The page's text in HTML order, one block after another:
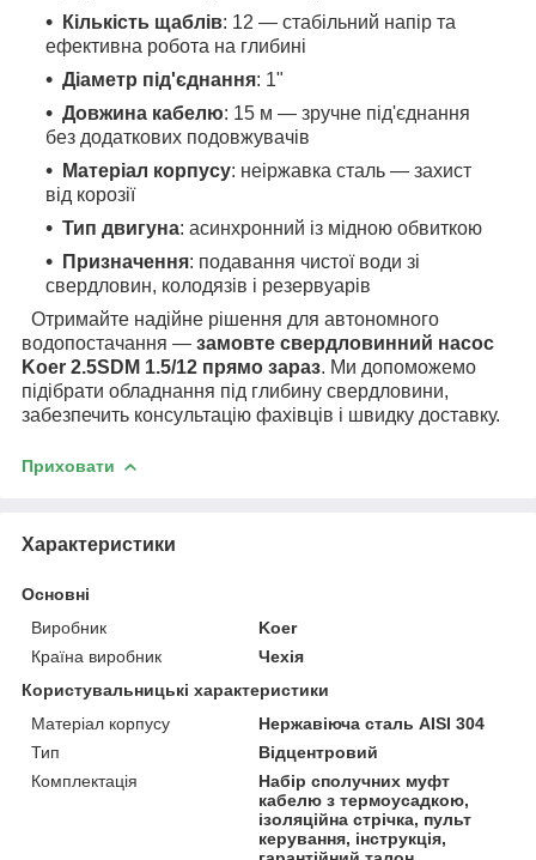
Кількість щаблів: 12 — стабільний напір та
ефективна робота на глибині
Діаметр під'єднання: 1"
Довжина кабелю: 15 м — зручне під'єднання
без додаткових подовжувачів
Матеріал корпусу: неіржавка сталь — захист
від корозії
Тип двигуна: асинхронний із мідною обвиткою
Призначення: подавання чистої води зі
свердловин, колодязів і резервуарів
Отримайте надійне рішення для автономного
водопостачання — замовте свердловинний насос
Koer 2.5SDM 1.5/12 прямо зараз. Ми допоможемо
підібрати обладнання під глибину свердловини,
забезпечить консультацію фахівців і швидку доставку.
Приховати
Характеристики
Основні
Виробник
Koer
Країна виробник
Чехія
Користувальницькі характеристики
Матеріал корпусу
Нержавіюча сталь AISI 304
Тип
Відцентровий
Комплектація
Набір сполучних муфт
кабелю з термоусадкою,
ізоляційна стрічка, пульт
керування, інструкція,